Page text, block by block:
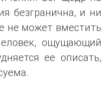
безгранична, и ни
не может вместить
ощущающий
ее описать,